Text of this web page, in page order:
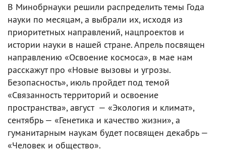
В Минобрнауки решили распределить темы Года
науки по месяцам, а выбрали их, исходя из
приоритетных направлений, нацпроектов и
истории науки в нашей стране. Апрель посвящен
направлению «Освоение космоса», в мае нам
расскажут про «Новые вызовы и угрозы.
Безопасность», июль пройдет под темой
«Связанность территорий и освоение
пространства», август — «Экология и климат»,
сентябрь — «Генетика и качество жизни», а
гуманитарным наукам будет посвящен декабрь —
«Человек и общество».